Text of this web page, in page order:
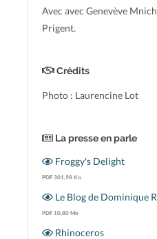
Avec avec Genevève
Prigent.
Crédits
Photo : Laurencine Lot
La presse en parle
Froggy's Delight
PDF 301,98 Ko
Le Blog de Dominique
PDF 10,80 Mo
Rhinoceros